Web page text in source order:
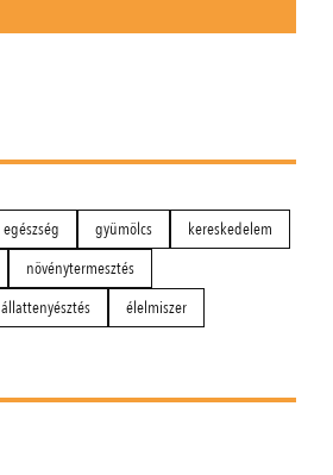
egészség gyümölcs
kereskedelem
növénytermesztés
állattenyésztés élelmiszer